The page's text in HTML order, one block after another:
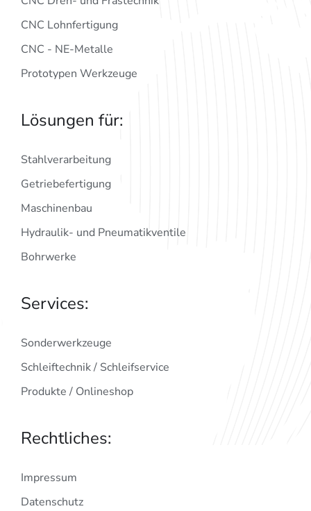
CNC Lohnfertigung
CNC - NE-Metalle
Prototypen Werkzeuge
Lösungen für:
Stahlverarbeitung
Getriebefertigung
Maschinenbau
Hydraulik- und Pneumatikventile
Bohrwerke
Services:
Sonderwerkzeuge
Schleiftechnik / Schleifservice
Produkte / Onlineshop
Rechtliches:
Impressum
Datenschutz